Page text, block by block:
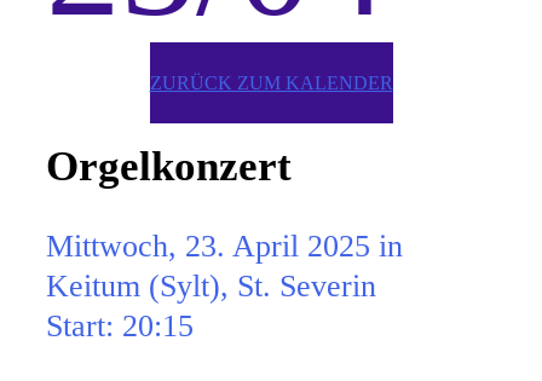
ZURÜCK ZUM KALENDER
Orgelkonzert
Mittwoch, 23. April 2025 in
Keitum (Sylt), St. Severin
Start: 20:15